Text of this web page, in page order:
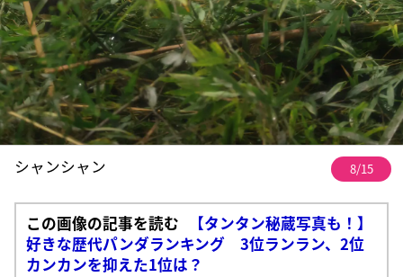
シャンシャン 8/15
この画像の記事を読む
【タンタン秘蔵写真も！】
好きな歴代パンダランキング 3位ランラン、2位
カンカンを抑えた1位は？